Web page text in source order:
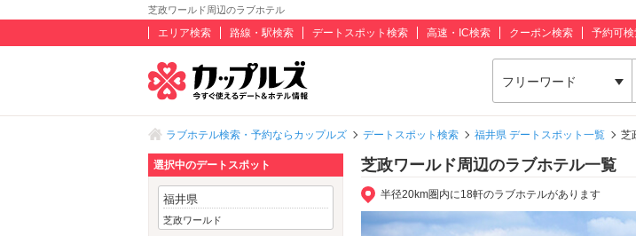
芝政ワールド周辺のラブホテル
エリア検索 路線・駅検索 デートスポット検索 高速・IC検索 クーポン検索 予約可
フリーワード
ラブホテル検索・予約ならカップルズ デートスポット検索 福井県 デートスポット一覧 芝
芝政ワールド周辺のラブホテル一覧
半径20km圏内に18軒のラブホテルがあります
選択中のデートスポット
福井県
芝政ワールド